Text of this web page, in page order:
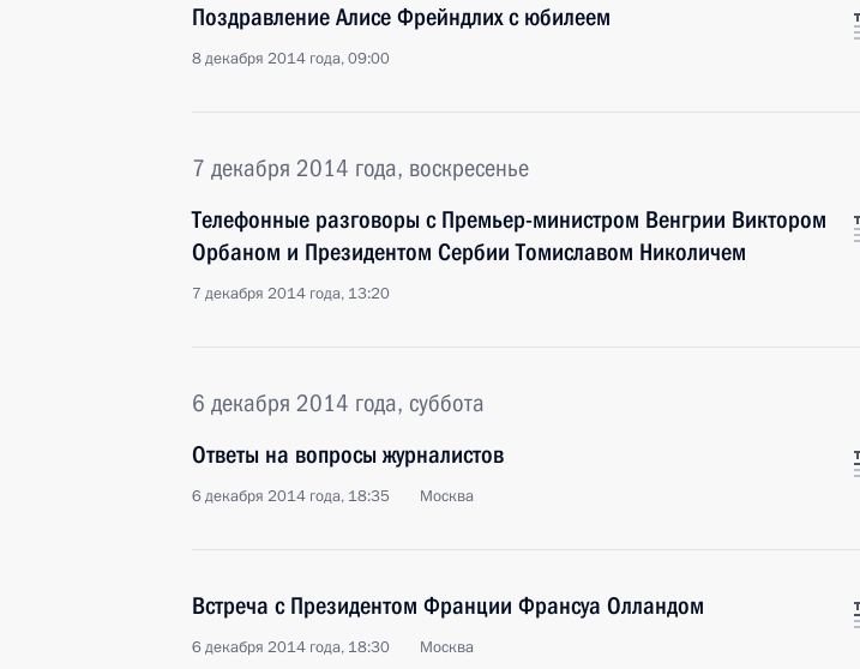
Поздравление Алисе Фрейндлих с юбилеем
8 декабря 2014 года, 09:00
7 декабря 2014 года, воскресенье
Телефонные разговоры с Премьер-министром Венгрии Виктором
Орбаном и Президентом Сербии Томиславом Николичем
7 декабря 2014 года, 13:20
6 декабря 2014 года, суббота
Ответы на вопросы журналистов
6 декабря 2014 года, 18:35 Москва
Встреча с Президентом Франции Франсуа Олландом
6 декабря 2014 года, 18:30 Москва